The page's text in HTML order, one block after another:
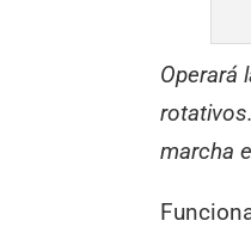
Operará
marcha